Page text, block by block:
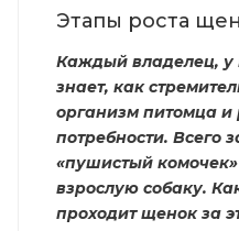
Этапы роста
Каждый владелец, у
знает, как
организм питомца и
потребности. Всего
«пушистый
взрослую собаку.
проходит щенок за